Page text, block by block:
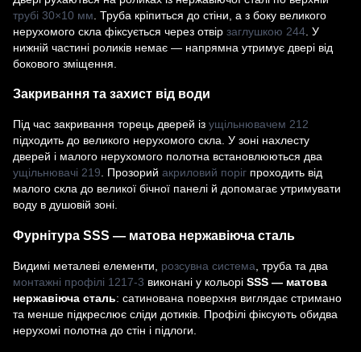
трубі 30×10 мм . Труба кріпиться до стіни, а з боку великого
нерухомого скла фіксується через отвір заглушкою 244 . У
нижній частині роликів немає — напрямна утримує двері від
бокового зміщення.
Закривання та захист від води
Під час закривання торець дверей із ущільнювачем 212
підходить до великого нерухомого скла. У зоні нахлесту
дверей і малого нерухомого полотна встановлюються два
ущільнювачі 219. Прозорий акриловий поріг проходить від
малого скла до великої бічної панелі й допомагає утримувати
воду в душовій зоні.
Фурнітура SSS — матова нержавіюча сталь
Видимі металеві елементи, розсувна система , труба та два
монтажні профілі 1217-3 виконані у кольорі SSS — матова
нержавіюча сталь: сатинована поверхня виглядає стримано
та менше підкреслює сліди дотиків. Профілі фіксують обидва
нерухомі полотна до стін і підлоги.